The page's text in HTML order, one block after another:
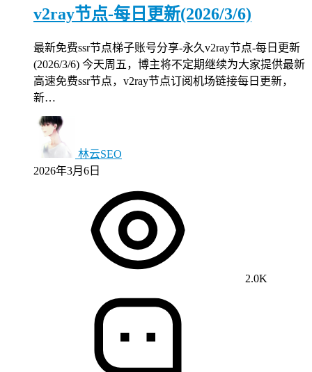
v2ray节点-每日更新(2026/3/6)
最新免费ssr节点梯子账号分享-永久v2ray节点-每日更新
(2026/3/6) 今天周五，博主将不定期继续为大家提供最新
高速免费ssr节点，v2ray节点订阅机场链接每日更新，
新…
林云SEO
2026年3月6日
2.0K